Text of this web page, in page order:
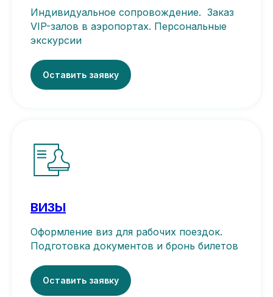
Индивидуальное сопровождение. Заказ
VIP-залов в аэропортах. Персональные
экскурсии
Оставить заявку
ВИЗЫ
Оформление виз для рабочих поездок.
Подготовка документов и бронь билетов
Оставить заявку